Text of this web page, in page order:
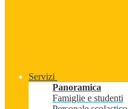
Servizi
Panoramica
Famiglie e studenti